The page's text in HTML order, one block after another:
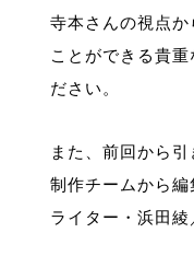
寺本さんの視点
ことができる貴
ださい。
また、前回から
制作チームから
ライター・浜田綾